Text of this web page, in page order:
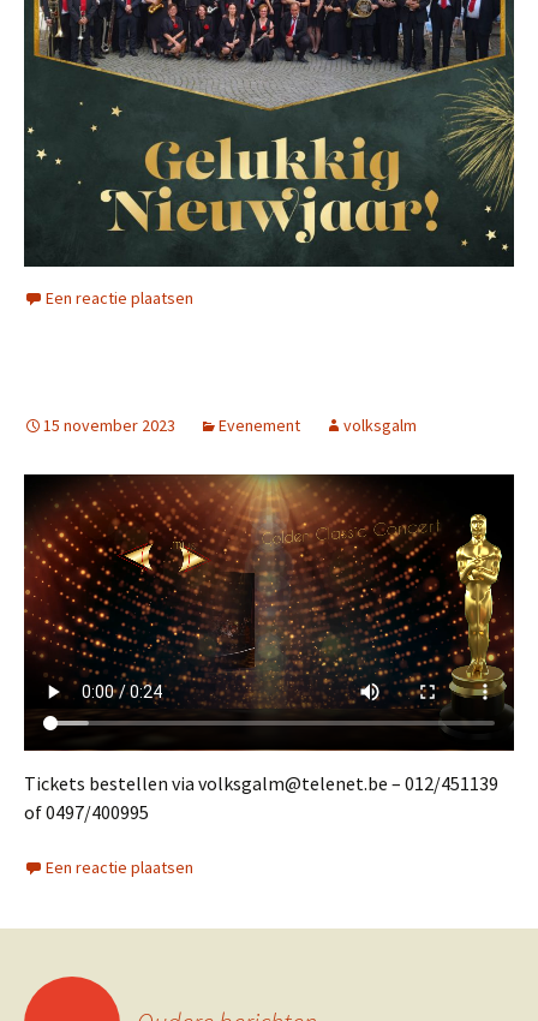
Een reactie plaatsen
15 november 2023 Evenement volksgalm
Tickets bestellen via volksgalm@telenet.be – 012/451139
of 0497/400995
Een reactie plaatsen